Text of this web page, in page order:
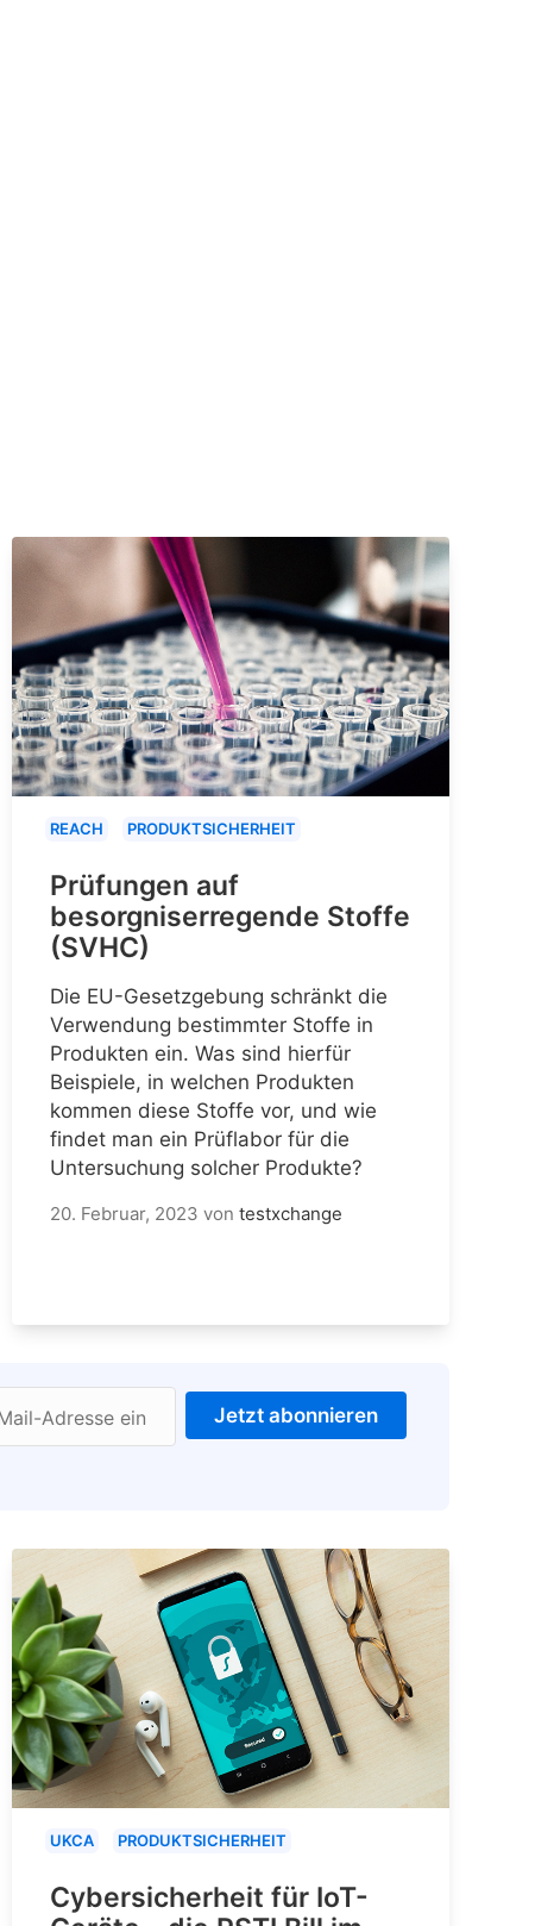
REACH PRODUKTSICHERHEIT
Prüfungen auf
besorgniserregende Stoffe
(SVHC)
Die EU-Gesetzgebung schränkt die
Verwendung bestimmter Stoffe in
Produkten ein. Was sind hierfür
Beispiele, in welchen Produkten
kommen diese Stoffe vor, und wie
findet man ein Prüflabor für die
Untersuchung solcher Produkte?
20. Februar, 2023 von testxchange
Adresse ein Jetzt abonnieren
UKCA PRODUKTSICHERHEIT
Cybersicherheit für IoT-